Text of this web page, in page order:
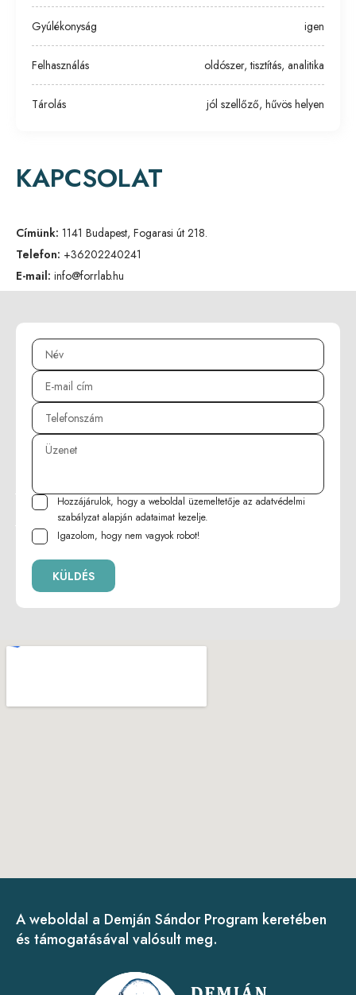
Gyúlékonyság igen
Felhasználás oldószer, tisztítás, analitika
Tárolás jól szellőző, hűvös helyen
KAPCSOLAT
Címünk: 1141 Budapest, Fogarasi út 218.
Telefon: +36202240241
E-mail: info@forrlab.hu
Hozzájárulok, hogy a weboldal üzemeltetője az adatvédelmi
szabályzat alapján adataimat kezelje.
Igazolom, hogy nem vagyok robot!
KÜLDÉS
A weboldal a Demján Sándor Program keretében
és támogatásával valósult meg.